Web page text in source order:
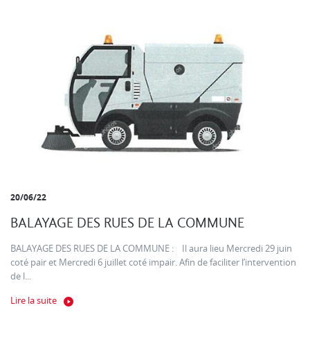
20/06/22
BALAYAGE DES RUES DE LA COMMUNE
BALAYAGE DES RUES DE LA COMMUNE : Il aura lieu Mercredi 29 juin
coté pair et Mercredi 6 juillet coté impair. Afin de faciliter l’intervention
de l...
Lire la suite